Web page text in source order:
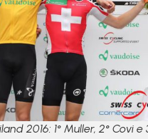
2016: 1° Muller, 2° Covi e